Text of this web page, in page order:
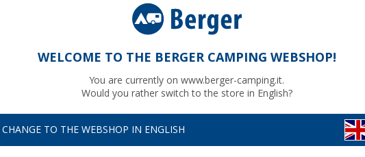
SANDBERGWELCOME TO THE BERGER CAMPING WEBSHOP!
You are currently on www.berger-camping.it.
Would you rather switch to the store in English?
CHANGE TO THE WEBSHOP IN ENGLISH